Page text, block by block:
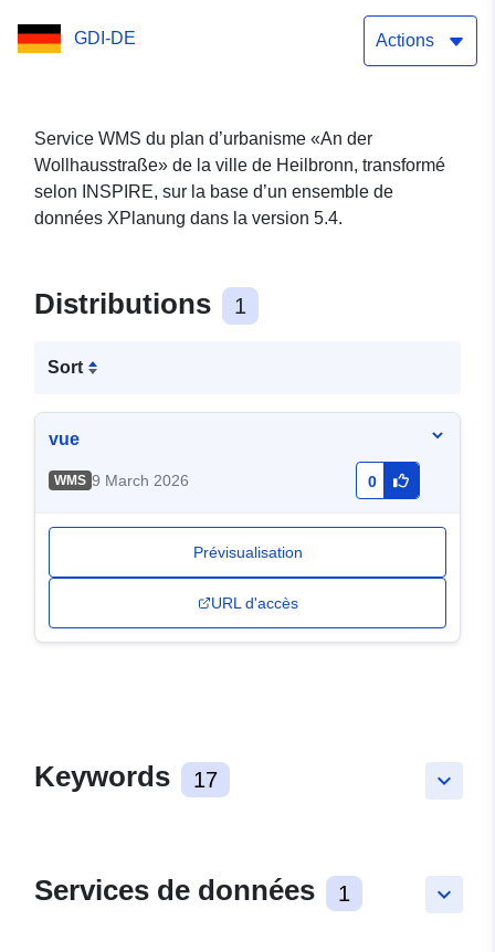
GDI-DE Actions
Service WMS du plan d’urbanisme «An der
Wollhausstraße» de la ville de Heilbronn, transformé
selon INSPIRE, sur la base d’un ensemble de
données XPlanung dans la version 5.4.
Distributions 1
Sort
vue
WMS 9 March 2026 0
Prévisualisation
URL d'accès
keyboard_arrow_down
Keywords 17
keyboard_arrow_down
Services de données 1